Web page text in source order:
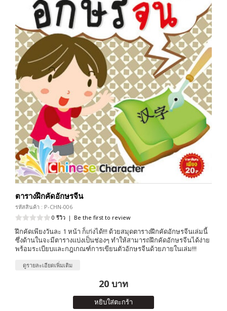
ตารางฝึกคัดอักษรจีน
รหัสสินค้า : P-CHN-006
0 รีวิว | Be the first to review
ฝึกคัดเพียงวันละ 1 หน้า ก็เก่งได้!!! ด้วยสมุดตารางฝึกคัดอักษรจีนเล่มนี้
ซึ่งด้านในจะมีตารางแบ่งเป็นช่องๆ ทำให้สามารถฝึกคัดอักษรจีนได้ง่าย
พร้อมระเบียบและกฎเกณฑ์การเขียนตัวอักษรจีนด้วยภายในเล่ม!!!
ดูรายละเอียดเพิ่มเติม
20 บาท
หยิบใส่ตะกร้า